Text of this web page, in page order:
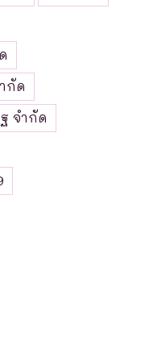
กัด
จำกัด